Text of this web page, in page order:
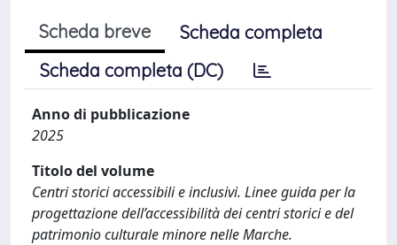
Scheda breve
Scheda completa
Scheda completa (DC)
Anno di pubblicazione
2025
Titolo del volume
Centri storici accessibili e inclusivi. Linee guida per la
progettazione dell’accessibilità dei centri storici e del
patrimonio culturale minore nelle Marche.